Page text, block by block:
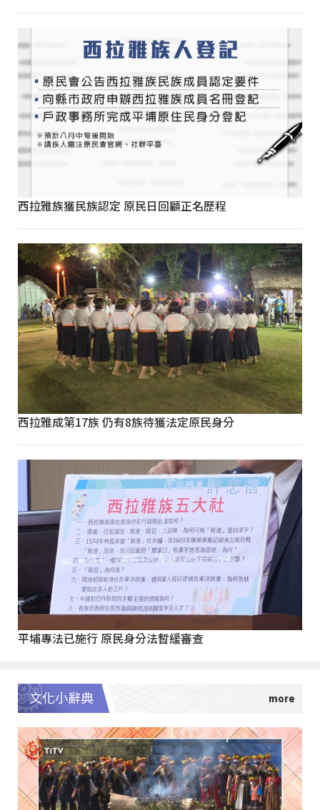
西拉雅族獲民族認定 原民日回顧正名歷程
西拉雅成第17族 仍有8族待獲法定原民身分
平埔專法已施行 原民身分法暫緩審查
文化小辭典